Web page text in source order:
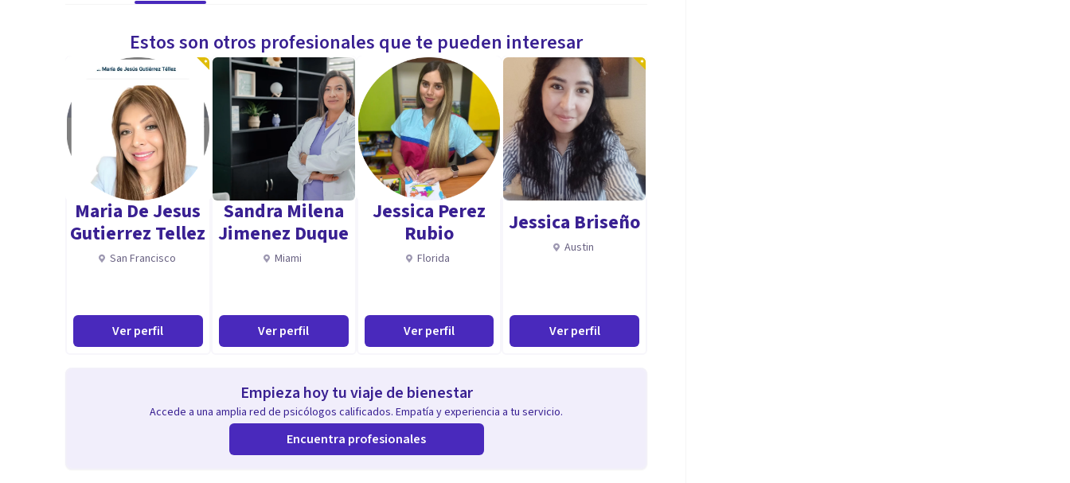
Estos son otros profesionales que te pueden interesar
Maria De Jesus
Gutierrez Tellez
San Francisco
Ver perfil
Sandra Milena
Jimenez Duque
Miami
Ver perfil
Jessica Perez
Rubio
Florida
Ver perfil
Jessica Briseño
Austin
Ver perfil
Empieza hoy tu viaje de bienestar
Accede a una amplia red de psicólogos calificados. Empatía y experiencia a tu servicio.
Encuentra profesionales